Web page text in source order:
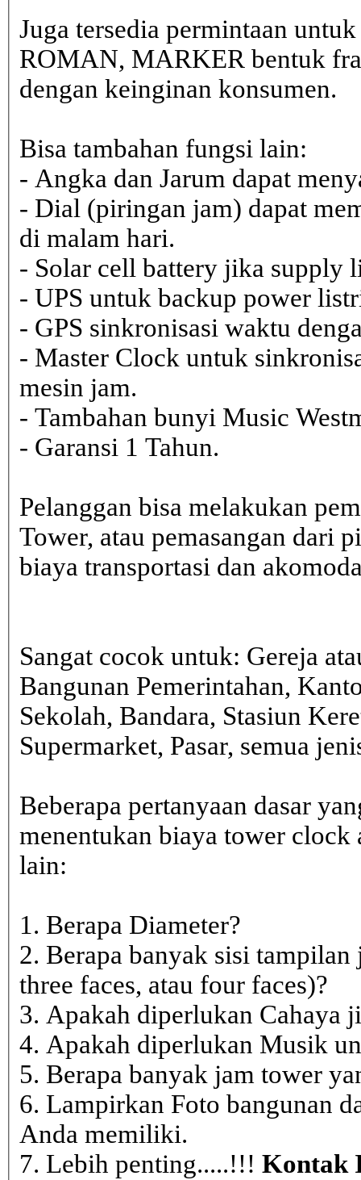
Juga tersedia permintaan
ROMAN, MARKER bentuk
dengan keinginan konsumen.
Bisa tambahan fungsi lain:
- Angka dan Jarum dapat
- Dial (piringan jam) dapat
di malam hari.
- Solar cell battery jika supply
- UPS untuk backup power
- GPS sinkronisasi waktu
- Master Clock untuk
mesin jam.
- Tambahan bunyi Music
- Garansi 1 Tahun.
Pelanggan bisa melakukan
Tower, atau pemasangan dari
biaya transportasi dan
Sangat cocok untuk: Gereja
Bangunan Pemerintahan,
Sekolah, Bandara, Stasiun
Supermarket, Pasar, semua
Beberapa pertanyaan dasar
menentukan biaya tower clock
lain:
1. Berapa Diameter?
2. Berapa banyak sisi
three faces, atau four faces)?
3. Apakah diperlukan Cahaya
4. Apakah diperlukan Musik
5. Berapa banyak jam tower
6. Lampirkan Foto bangunan
Anda memiliki.
7. Lebih penting.....!!! Kontak